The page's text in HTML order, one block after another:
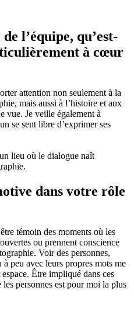
l’équipe, qu’est-
à cœur
attention non seulement à la
mais aussi à l’histoire et aux
vue. Je veille également à
se sent libre d’exprimer ses
un lieu où le dialogue naît
dans votre rôle
témoin des moments où les
ou prennent conscience
Voir des personnes,
à peu avec leurs propres mots me
Être impliqué dans ces
personnes est pour moi la plus